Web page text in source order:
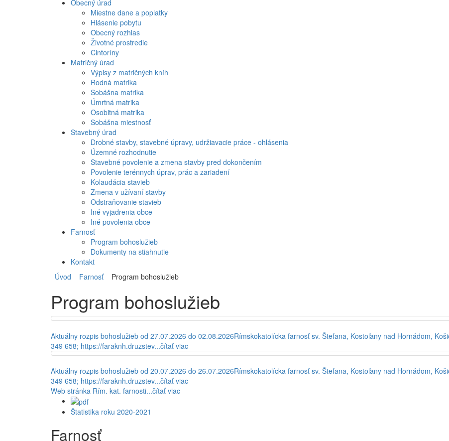
Obecný úrad
Miestne dane a poplatky
Hlásenie pobytu
Obecný rozhlas
Životné prostredie
Cintoríny
Matričný úrad
Výpisy z matričných kníh
Rodná matrika
Sobášna matrika
Úmrtná matrika
Osobitná matrika
Sobášna miestnosť
Stavebný úrad
Drobné stavby, stavebné úpravy, udržiavacie práce - ohlásenia
Územné rozhodnutie
Stavebné povolenie a zmena stavby pred dokončením
Povolenie terénnych úprav, prác a zariadení
Kolaudácia stavieb
Zmena v užívaní stavby
Odstraňovanie stavieb
Iné vyjadrenia obce
Iné povolenia obce
Farnosť
Program bohoslužieb
Dokumenty na stiahnutie
Kontakt
Úvod
Farnosť Program bohoslužieb
Program bohoslužieb
Aktuálny rozpis bohoslužieb od 27.07.2026 do 02.08.2026Rímskokatolícka farnosť sv. Štefana, Kostoľany nad Hornádom,
349 658; https://faraknh.druzstev...čítať viac
Aktuálny rozpis bohoslužieb od 20.07.2026 do 26.07.2026Rímskokatolícka farnosť sv. Štefana, Kostoľany nad Hornádom,
349 658; https://faraknh.druzstev...čítať viac
Web stránka Rím. kat. farnosti...čítať viac
Štatistika roku 2020-2021
Farnosť